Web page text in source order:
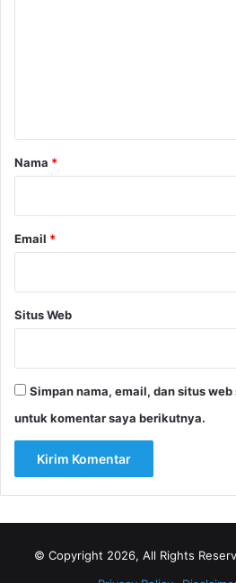
r
Nama *
Email *
Situs Web
Simpan nama, email, dan situs
untuk komentar saya berikutnya.
© Copyright 2026, All Rights